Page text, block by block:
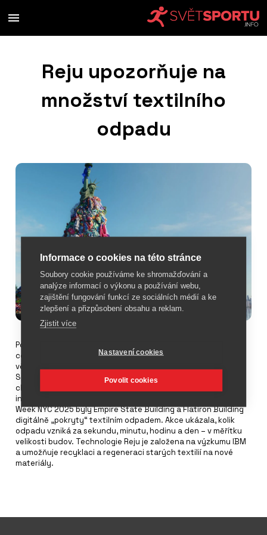
Reju upozorňuje na
množství textilního
odpadu
Podle organizace Textile Exchange vzniká každoročně na
celém světě více než 92 milionů tun textilního odpadu –
většina z něj končí na skládkách nebo ve spalovnách.
Společnost Reju, která se specializuje na recyklaci textilu,
chce na tento problém upozornit pomocí spektakulární
instalace s využitím Augmented Reality (AR). Během Climate
Week NYC 2025 byly Empire State Building a Flatiron Building
digitálně „pokryty“ textilním odpadem. Akce ukázala, kolik
odpadu vzniká za sekundu, minutu, hodinu a den – v měřítku
velikosti budov. Technologie Reju je založena na výzkumu IBM
a umožňuje recyklaci a regeneraci starých textilií na nové
materiály.
Informace o cookies na této stránce
Soubory cookie používáme ke shromažďování a
analýze informací o výkonu a používání webu,
zajištění fungování funkcí ze sociálních médií a ke
zlepšení a přizpůsobení obsahu a reklam.
Zjistit více
Nastavení cookies
Povolit cookies